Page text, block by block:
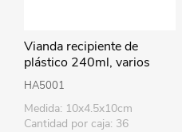
Vianda recipiente de
plástico 240ml, varios
colores
HA5001
Medida: 10x4.5x10cm
Cantidad por caja: 36